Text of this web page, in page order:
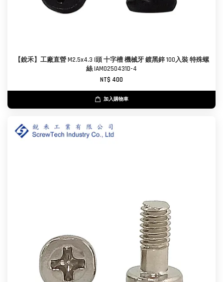
【銳禾】工廠直營 M2.5x4.3 I頭 十字槽 機械牙 鍍黑鋅 100入裝 特殊螺
絲 IAM0250431D-4
NT$ 400
加入購物車